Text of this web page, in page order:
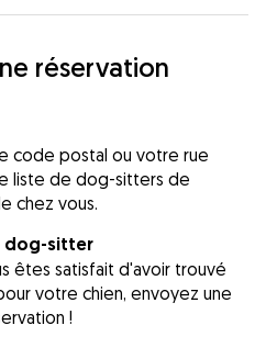
réservation
code postal ou votre rue
liste de dog-sitters de
chez vous.
dog-sitter
êtes satisfait d'avoir trouvé
votre chien, envoyez une
!